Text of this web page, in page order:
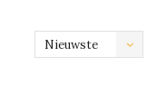
Nieuwste